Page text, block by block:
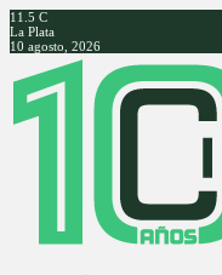
11.5 C
La Plata
10 agosto, 2026
Facebook
Twitter
Instagram
Youtube